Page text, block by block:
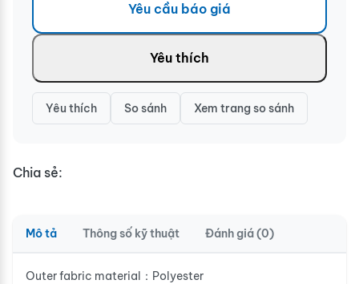
Yêu cầu báo giá
Yêu thích
Yêu thích So sánh Xem trang so sánh
Chia sẻ:
Mô tả Thông số kỹ thuật Đánh giá (0)
Outer fabric material：Polyester